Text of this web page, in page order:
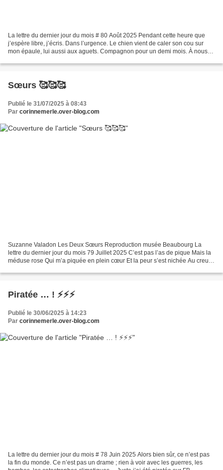
La lettre du dernier jour du mois # 80 Août 2025 Pendant cette heure que
j’espère libre, j’écris. Dans l’urgence. Le chien vient de caler son cou sur
mon épaule, lui aussi aux aguets. Compagnon pour un demi mois. À nous
Sœurs 🥰🥰🥰
Publié le 31/07/2025 à 08:43
Par corinnemerle.over-blog.com
Suzanne Valadon Les Deux Sœurs Reproduction musée Beaubourg La
lettre du dernier jour du mois 79 Juillet 2025 C’est pas l’as de pique Mais la
méduse rose Qui m’a piquée en plein cœur Et la peur s’est nichée Au creux
Piratée … ! ⚡⚡⚡
Publié le 30/06/2025 à 14:23
Par corinnemerle.over-blog.com
La lettre du dernier jour du mois # 78 Juin 2025 Alors bien sûr, ce n’est pas
la fin du monde. Ce n’est pas un drame ; rien à voir avec les guerres, les